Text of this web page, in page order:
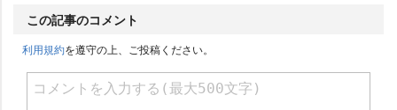
この記事のコメント
利用規約を遵守の上、ご投稿ください。